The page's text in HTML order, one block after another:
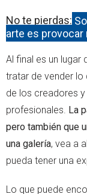
No te pierdas:
arte es
Al final es un lugar
tratar de vender
de los creadores
profesionales. La
pero también que
una galería, vea a
pueda tener una
Lo que puede